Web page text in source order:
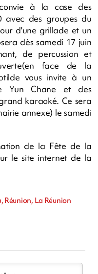
à la case des
avec des groupes du
d'une grillade et un
dès samedi 17 juin
de percussion et
face de la
vous invite à un
Yun Chane et des
karaoké. Ce sera
annexe) le samedi
de la Fête de la
le site internet de la
Réunion, La Réunion